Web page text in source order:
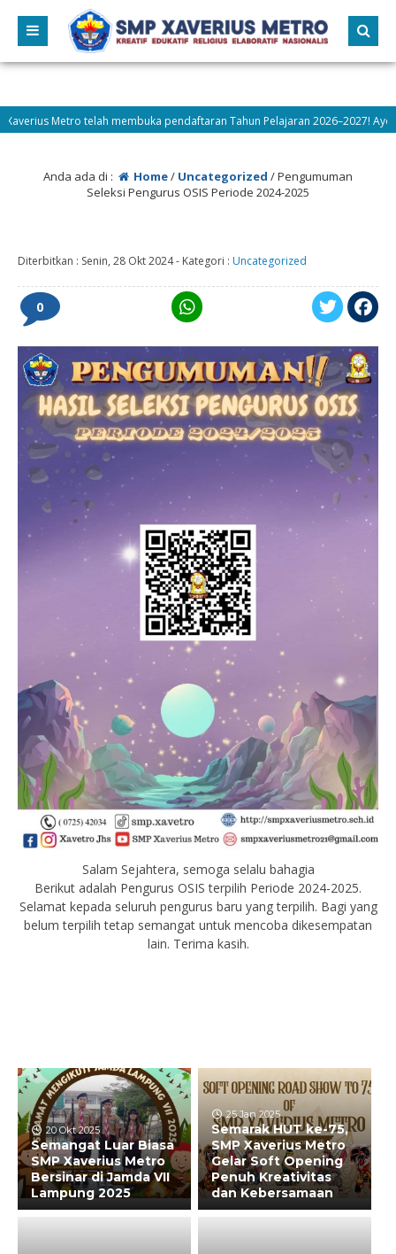
Metro telah membuka pendaftaran Tahun Pelajaran 2026–2027! Ayo
Anda ada di : Home/ Uncategorized /Pengumuman
Seleksi Pengurus OSIS Periode 2024-2025
Diterbitkan : Senin, 28 Okt 2024- Kategori : Uncategorized
0
Salam Sejahtera, semoga selalu bahagia
Berikut adalah Pengurus OSIS terpilih Periode 2024-2025.
Selamat kepada seluruh pengurus baru yang terpilih. Bagi yang
belum terpilih tetap semangat untuk mencoba dikesempatan
lain. Terima kasih.
20 Okt 2025
Semangat Luar Biasa
SMP Xaverius Metro
Bersinar di Jamda VII
Lampung 2025
25 Jan 2025
Semarak HUT ke-75,
SMP Xaverius Metro
Gelar Soft Opening
Penuh Kreativitas
dan Kebersamaan